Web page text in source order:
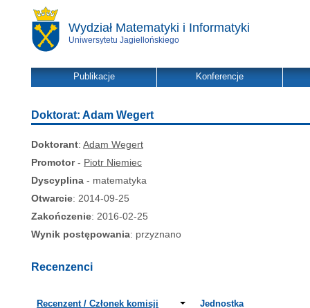
Wydział Matematyki i Informatyki
Uniwersytetu Jagiellońskiego
Publikacje Konferencje
Doktorat: Adam Wegert
Doktorant: Adam Wegert
Promotor- Piotr Niemiec
Dyscyplina - matematyka
Otwarcie: 2014-09-25
Zakończenie: 2016-02-25
Wynik postępowania: przyznano
Recenzenci
Recenzent / Członek komisji Jednostka